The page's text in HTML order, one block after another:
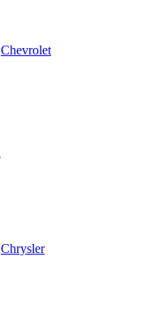
Chevrolet
Chrysler